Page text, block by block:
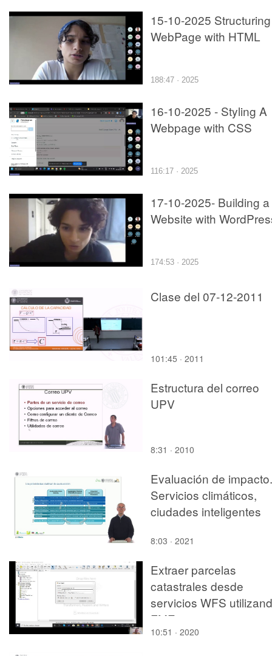
15-10-2025
WebPage with HTML
188:47 · 2025
16-10-2025 - Styling A
Webpage with CSS
116:17 · 2025
17-10-2025- Building a
Website with
174:53 · 2025
Clase del 07-12-2011
101:45 · 2011
Estructura del correo
UPV
8:31 · 2010
Evaluación de impacto.
Servicios climáticos,
ciudades inteligentes
8:03 · 2021
Extraer parcelas
catastrales desde
servicios WFS
FME
10:51 · 2020